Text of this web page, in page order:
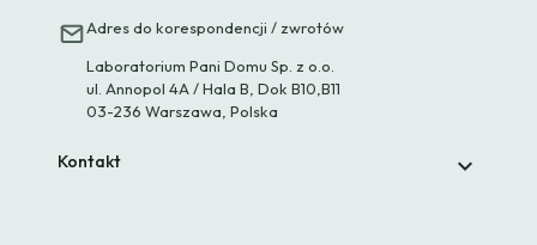
Adres do korespondencji / zwrotów
Laboratorium Pani Domu Sp. z o.o.
ul. Annopol 4A / Hala B, Dok B10,B11
03-236 Warszawa, Polska
Kontakt 